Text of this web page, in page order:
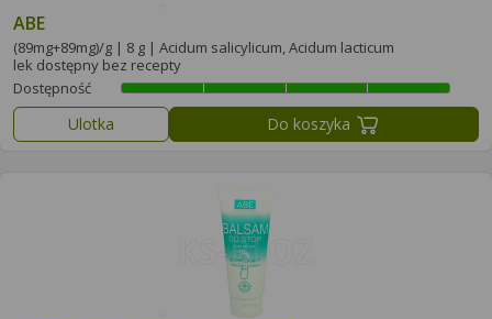
ABE
(89mg+89mg)/g | 8 g | Acidum salicylicum, Acidum lacticum
lek dostępny bez recepty
Dostępność
Ulotka Do koszyka